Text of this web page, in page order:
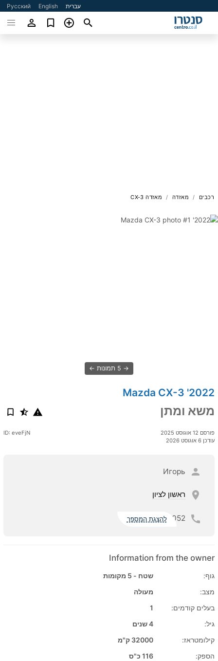
עברית English
Русский
רכבים מאזדה מאזדה CX-3
5 תמונות
2022' Mazda CX-3
משא ומתן
פורסם 12 אוגוסט 2025
עודכן 6 אוגוסט 2026
ID: eveFjN
Игорь
ראשון לציון
052 להצגת המספר
Information from the owner
גוף:
שטח - 5 מקומות
מצב:
מעולה
בעלים קודמים:
1
גיל:
4 שנים
קילומטראז:
32000 ק"מ
הספק:
116 כ"ס